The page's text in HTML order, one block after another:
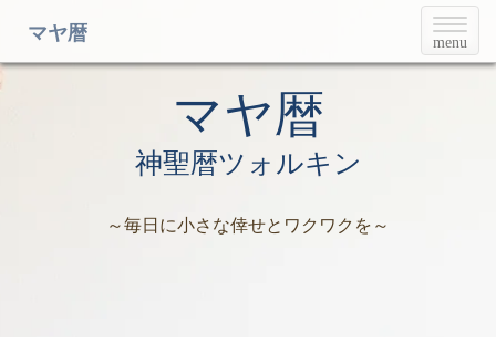
T
o
g
menu
マヤ暦
マヤ暦
神聖暦ツォルキン
～毎日に小さな倖せとワクワクを～